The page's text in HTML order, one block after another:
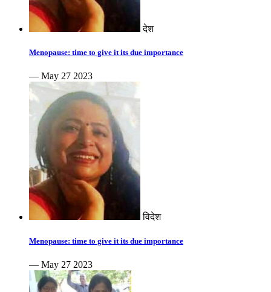
देश
Menopause: time to give it its due importance
— May 27 2023
विदेश
Menopause: time to give it its due importance
— May 27 2023